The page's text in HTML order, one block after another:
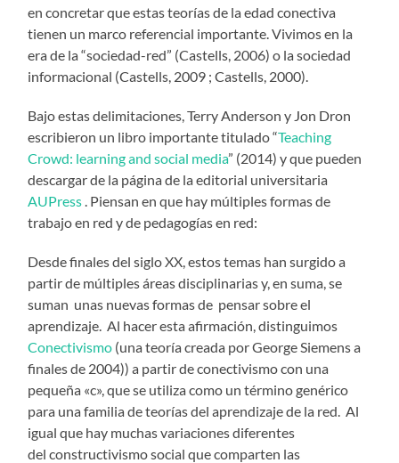
en concretar que estas teorías de la edad conectiva
tienen un marco referencial importante. Vivimos en la
era de la “sociedad-red” (Castells, 2006) o la sociedad
informacional (Castells, 2009 ; Castells, 2000).
Bajo estas delimitaciones, Terry Anderson y Jon Dron
escribieron un libro importante titulado “Teaching
Crowd: learning and social media” (2014) y que pueden
descargar de la página de la editorial universitaria
AUPress . Piensan en que hay múltiples formas de
trabajo en red y de pedagogías en red:
Desde finales del siglo XX, estos temas han surgido a
partir de múltiples áreas disciplinarias y, en suma, se
suman unas nuevas formas de pensar sobre el
aprendizaje. Al hacer esta afirmación, distinguimos
Conectivismo (una teoría creada por George Siemens a
finales de 2004)) a partir de conectivismo con una
pequeña «c», que se utiliza como un término genérico
para una familia de teorías del aprendizaje de la red. Al
igual que hay muchas variaciones diferentes
del constructivismo social que comparten las